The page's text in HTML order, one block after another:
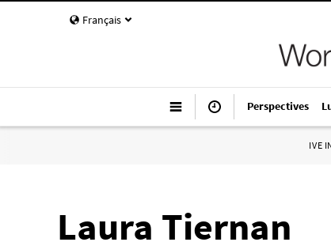
Français
Perspectives
IVE
Laura Tiernan